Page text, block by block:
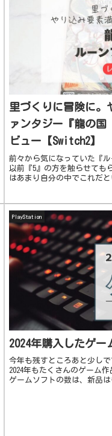
里づくりに冒険に。
ァンタジー『龍の
ビュー【Switch2】
前々から気になっていた『
以前『5』の方を触らせても
はあまり自分の中でこれだ
PlayStation
2024年購入したゲー
今年も残すところあと少しで
2024年もたくさんのゲーム
ゲームソフトの数は、新品